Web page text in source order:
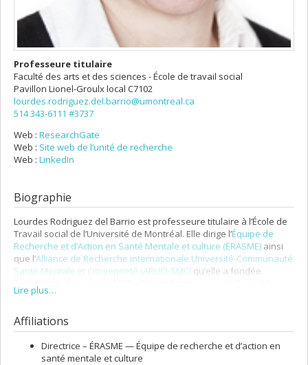
Professeure titulaire
Faculté des arts et des sciences - École de travail social
Pavillon Lionel-Groulxlocal C7102
lourdes.rodriguez.del.barrio@umontreal.ca
514 343-6111 #3737
Web : ResearchGate
Web : Site web de l’unité de recherche
Web : LinkedIn
Biographie
Lourdes Rodriguez del Barrio est professeure titulaire à l’École de
Travail social de l’Université de Montréal. Elle dirige l’Équipe de
Recherche et d’Action en Santé Mentale et culture (ERASME) ainsi
que l’Alliance de Recherche internationale Université-Communauté
Santé Mentale et Citoyenneté (ARUCI-SMC) qu’elle a fondée.
recherche sociale du CIUSSS du Nord-de-l’Île-de-Montréal (NIM).
Lire plus…
Affiliations
Directrice – ÉRASME — Équipe de recherche et d’action en
santé mentale et culture